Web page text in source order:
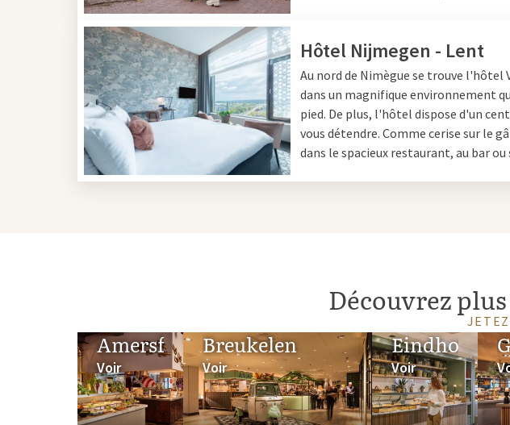
fortement recommandé pour un dimanche après-
Vous êtes accueilli avec un verre de bulles
brunch copieux. Pensez aux pains fraîchement
spécialités chaudes. Tout est complété par du
Pour les enfants, il y a un coin de jeux séparé et
pleinement. Le brunch combine le meilleur du
et les groupes.
Que vous choisissiez un à volonté à Cuijk ou un
Hôtel Nijmegen - Lent
Au nord de Nimègue se trouve l'hôtel
dans un magnifique environnement
pied. De plus, l'hôtel dispose d'un
vous détendre. Comme cerise sur le
dans le spacieux restaurant, au bar ou
Découvrez
Amersfoort
Voir
Breukelen
Voir
Eindhoven
Voir